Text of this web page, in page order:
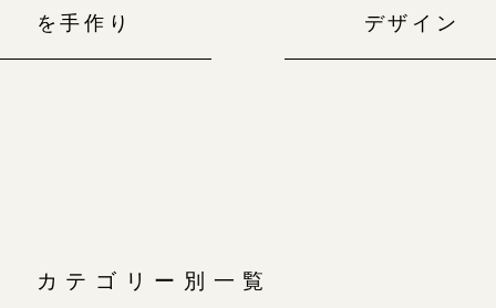
を手作り
デザイン
カテゴリー別一覧